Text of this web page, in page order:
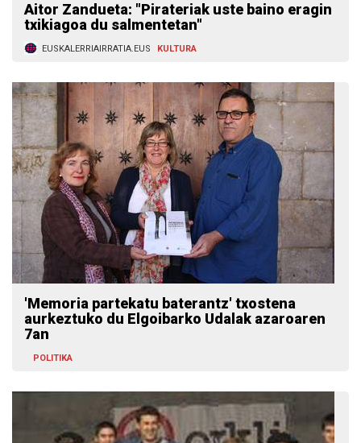
Aitor Zandueta: "Pirateriak uste baino eragin
txikiagoa du salmentetan"
EUSKALERRIAIRRATIA.EUS KULTURA
'Memoria partekatu baterantz' txostena
aurkeztuko du Elgoibarko Udalak azaroaren
7an
POLITIKA